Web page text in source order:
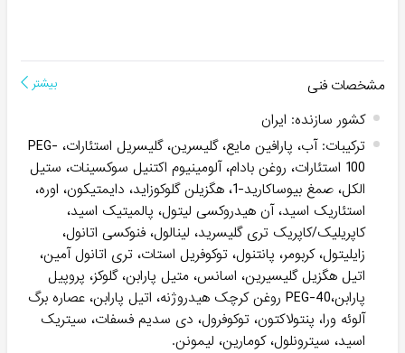
مشخصات فنی بیشتر
کشور سازنده: ایران
ترکیبات:
آب، پارافین مایع، گلیسرین، گلیسریل استئارات، PEG-
100 استئارات، روغن بادام، آلومینیوم اکتنیل سوکسینات، ستیل
الکل، صمغ بیوساکارید-1، هگزیلن گلوکوزاید، دایمتیکون، اوره،
استئاریک اسید، آن هیدروکسی لیتول، پالمیتیک اسید،
کاپریلیک/کاپریک تری گلیسرید، لینالول، فنوکسی اتانول،
زایلیتول، کربومر، پانتنول، توکوفریل استات، تری اتانول آمین،
اتیل هگزیل گلیسیرین، اسانس، متیل پارابن، گلوکز، پروپیل
پارابن،PEG-40 روغن کرچک هیدروژنه، اتیل پارابن، عصاره برگ
آلوئه ورا، پنتولاکتون، توکوفرول، دی سدیم فسفات، سیتریک
اسید، سیترونلول، کومارین، لیمونن.